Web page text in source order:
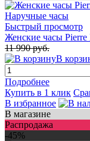
Быстрый просмотр
Женские часы Pierre
11 990 руб.
В
Подробнее
Купить в 1 клик
В избранное
В магазине
Распродажа
-45%